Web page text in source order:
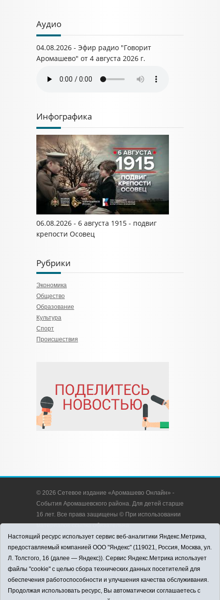
Аудио
04.08.2026 - Эфир радио "Говорит
Аромашево" от 4 августа 2026 г.
Инфографика
06.08.2026 - 6 августа 1915 - подвиг
крепости Осовец
Рубрики
Экономика
Общество
Образование
Культура
Спорт
Происшествия
© 2026 Сетевое издание «Аромашево Онлайн» -
События Аромашевского района. Для детей старше
16 лет. Все права защищены © При использовании
материалов ссылка обязательна.
Адрес редакции: 627350, Россия, Тюменская
область, Аромашевский район, с. Аромашево, ул.
Кирова, д. 13.
Адрес электронной почты редакции:
strudu72@obl72.ru
Телефон редакции: 8 (34545) 2-30-58
Настоящий ресурс использует сервис веб-аналитики Яндекс.Метрика,
предоставляемый компанией ООО "Яндекс" (119021, Россия, Москва, ул.
Л. Толстого, 16 (далее — Яндекс)). Сервис Яндекс.Метрика использует
файлы "cookie" с целью сбора технических данных посетителей для
обеспечения работоспособности и улучшения качества обслуживания.
Продолжая использовать ресурс, Вы автоматически соглашаетесь с